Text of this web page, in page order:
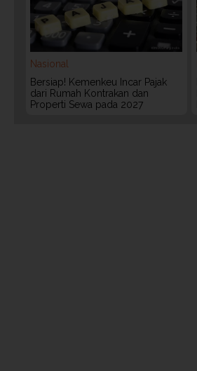
Nasional
Bersiap! Kemenkeu Incar Pajak
dari Rumah Kontrakan dan
Properti Sewa pada 2027